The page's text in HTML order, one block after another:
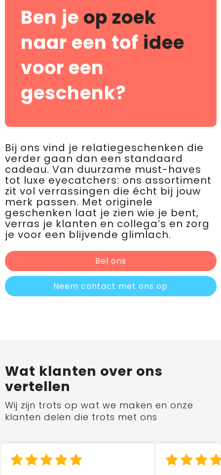
Ben je op zoek
naar een tof idee
voor een
geschenk?
Bij ons vind je relatiegeschenken die
verder gaan dan een standaard
cadeau. Van duurzame must-haves
tot luxe eyecatchers: ons assortiment
zit vol verrassingen die écht bij jouw
merk passen. Met originele
geschenken laat je zien wie je bent,
verras je klanten en collega’s en zorg
je voor een blijvende glimlach.
Bel ons
Neem contact met ons op
Wat klanten over ons
vertellen
Wij zijn trots op wat we maken en onze
klanten delen die trots met ons